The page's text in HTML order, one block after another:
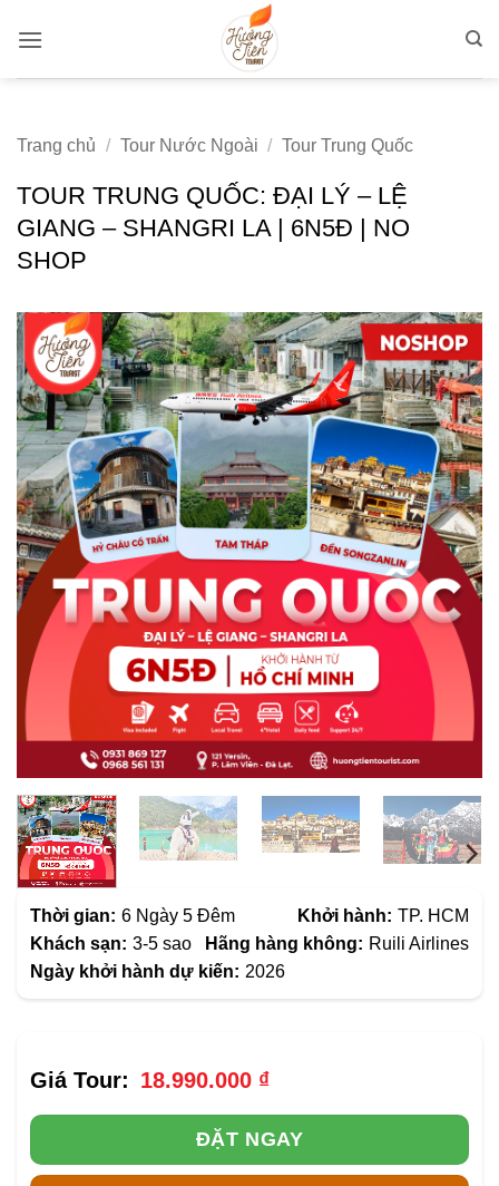
qua
Trang chủ / Tour Nước Ngoài / Tour Trung Quốc
TOUR TRUNG QUỐC: ĐẠI LÝ – LỆ
GIANG – SHANGRI LA | 6N5Đ | NO
SHOP
Thời gian: 6 Ngày 5 Đêm Khởi hành: TP. HCM
Khách sạn: 3-5 sao Hãng hàng không: Ruili Airlines
Ngày khởi hành dự kiến: 2026
18.990.000 ₫
ĐẶT NGAY